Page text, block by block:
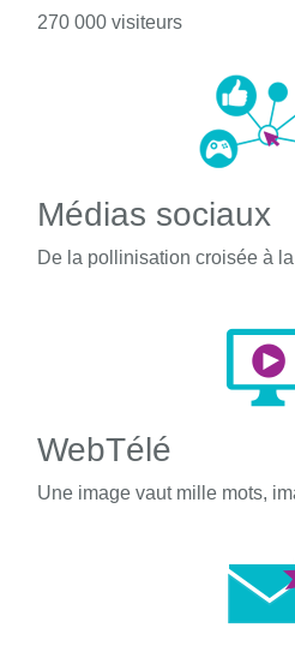
270 000 visiteurs
Médias sociaux
De la pollinisation croisée à
WebTélé
Une image vaut mille mots,